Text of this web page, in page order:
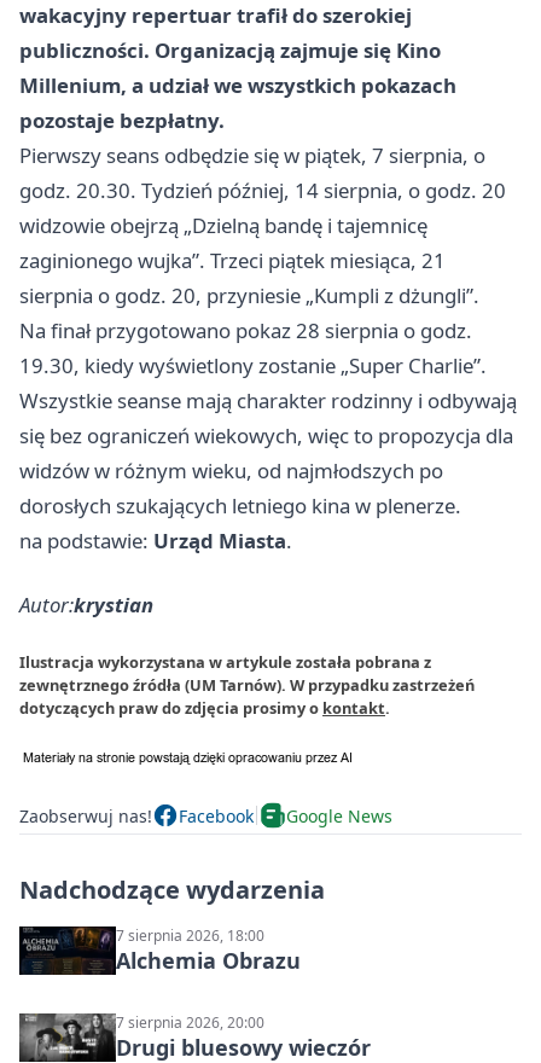
wakacyjny repertuar trafił do szerokiej
publiczności. Organizacją zajmuje się Kino
Millenium, a udział we wszystkich pokazach
pozostaje bezpłatny.
Pierwszy seans odbędzie się w piątek, 7 sierpnia, o
godz. 20.30. Tydzień później, 14 sierpnia, o godz. 20
widzowie obejrzą „Dzielną bandę i tajemnicę
zaginionego wujka”. Trzeci piątek miesiąca, 21
sierpnia o godz. 20, przyniesie „Kumpli z dżungli”.
Na finał przygotowano pokaz 28 sierpnia o godz.
19.30, kiedy wyświetlony zostanie „Super Charlie”.
Wszystkie seanse mają charakter rodzinny i odbywają
się bez ograniczeń wiekowych, więc to propozycja dla
widzów w różnym wieku, od najmłodszych po
dorosłych szukających letniego kina w plenerze.
na podstawie: Urząd Miasta.
Autor:krystian
Ilustracja wykorzystana w artykule została pobrana z
zewnętrznego źródła (UM Tarnów). W przypadku zastrzeżeń
dotyczących praw do zdjęcia prosimy o kontakt.
Zaobserwuj nas! Facebook Google News
Nadchodzące wydarzenia
7 sierpnia 2026, 18:00
Alchemia Obrazu
7 sierpnia 2026, 20:00
Drugi bluesowy wieczór